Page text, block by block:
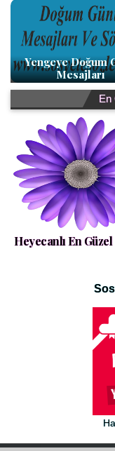
Yengeye Doğum
Mesajları
En
Heyecanlı En